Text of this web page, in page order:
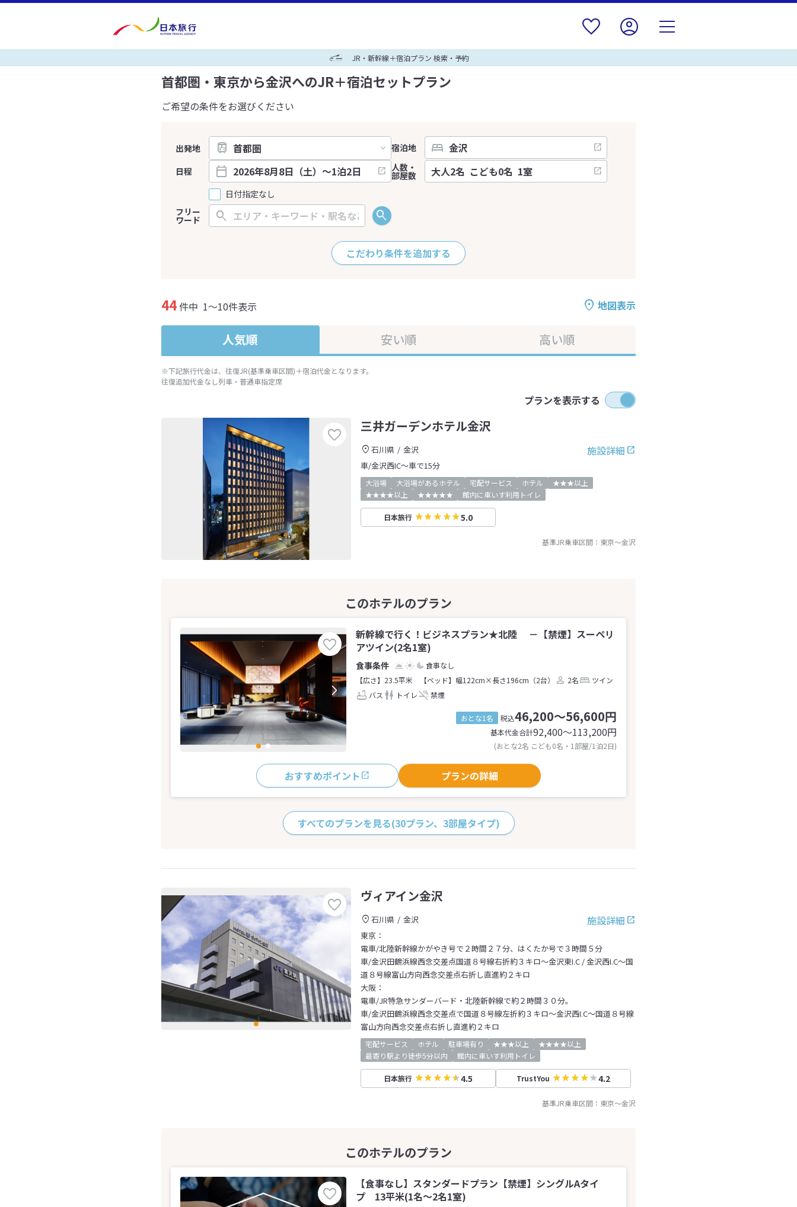
JR・新幹線＋宿泊プラン 検索・予約
首都圏・東京から金沢へのJR＋宿泊セットプラン
ご希望の条件をお選びください
出発地
宿泊地
日程
日付指定なし
人数・
部屋数
フリー
ワード
こだわり条件を追加する
地図表示
44件中 1～10件表示
人気順 安い順 高い順
※下記旅行代金は、往復JR(基準乗車区間)＋宿泊代金となります。
往復追加代金なし列車・普通車指定席
プランを表示する
三井ガーデンホテル金沢
施設詳細
石川県
金沢
車/金沢西IC～車で15分
大浴場 大浴場があるホテル 宅配サービス ホテル
★★★以上
★★★★以上
★★★★★ 館内に車いす利用トイレ
日本旅行 5.0
基準JR乗車区間： 東京～金沢
新幹線で行く！ビジネスプラン★北陸 －【禁煙】スーペリ
アツイン(2名1室)
食事なし
【広さ】23.5平米
【ベッド】幅122cm×長さ196cm（2台） 2名
ツイン
バス
トイレ 禁煙
おとな1名 税込46,200～56,600円
基本代金合計92,400〜113,200円
(おとな2名 こども0名・1部屋/1泊2日)
おすすめポイント プランの詳細
すべてのプランを見る(30プラン、3部屋タイプ)
ヴィアイン金沢
施設詳細
石川県
金沢
東京：
電車/北陸新幹線かがやき号で２時間２７分、はくたか号で３時間５分
車/金沢田鶴浜線西念交差点国道８号線右折約３キロ～金沢東I.C / 金沢西I.C～国
道８号線富山方向西念交差点右折し直進約２キロ
大阪：
電車/JR特急サンダーバード・北陸新幹線で約２時間３０分。
車/金沢田鶴浜線西念交差点で国道８号線左折約３キロ～金沢西I.C～国道８号線
富山方向西念交差点右折し直進約２キロ
宅配サービス ホテル 駐車場有り ★★★以上
★★★★以上
最寄り駅より徒歩5分以内
館内に車いす利用トイレ
日本旅行 4.5 TrustYou 4.2
基準JR乗車区間： 東京～金沢
【食事なし】スタンダードプラン【禁煙】シングルAタイ
プ 13平米(1名～2名1室)